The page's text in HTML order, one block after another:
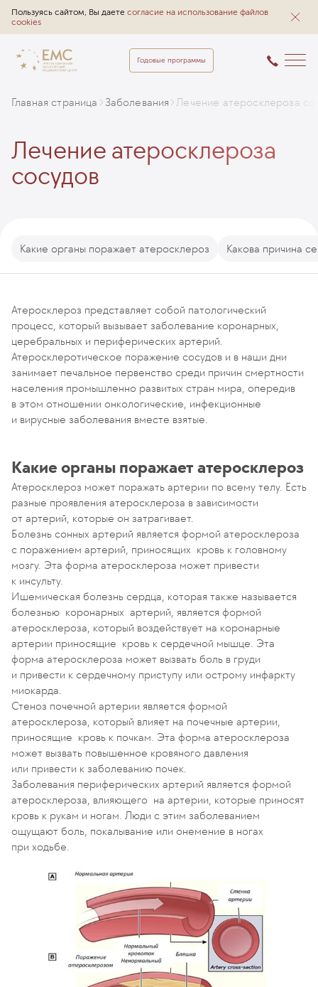
Пользуясь сайтом, Вы даете согласие на использование файлов
cookies
Годовые программы
Главная страница Заболевания Лечение атеросклероза
Лечение атеросклероза
сосудов
Какие органы поражает атеросклероз Какова причина
Атеросклероз представляет собой патологический
процесс, который вызывает заболевание коронарных,
церебральных и периферических артерий.
Атеросклеротическое поражение сосудов и в наши дни
занимает печальное первенство среди причин смертности
населения промышленно развитых стран мира, опередив
в этом отношении онкологические, инфекционные
и вирусные заболевания вместе взятые.
Какие органы поражает атеросклероз
Атеросклероз может поражать артерии по всему телу. Есть
разные проявления атеросклероза в зависимости
от артерий, которые он затрагивает.
Болезнь сонных артерий является формой атеросклероза
с поражением артерий, приносящих кровь к головному
мозгу. Эта форма атеросклероза может привести
к инсульту.
Ишемическая болезнь сердца, которая также называется
болезнью коронарных артерий, является формой
атеросклероза, который воздействует на коронарные
артерии приносящие кровь к сердечной мышце. Эта
форма атеросклероза может вызвать боль в груди
и привести к сердечному приступу или острому инфаркту
миокарда.
Стеноз почечной артерии является формой
атеросклероза, который влияет на почечные артерии,
приносящие кровь к почкам. Эта форма атеросклероза
может вызвать повышенное кровяного давления
или привести к заболеванию почек.
Заболевания периферических артерий является формой
атеросклероза, влияющего на артерии, которые приносят
кровь к рукам и ногам. Люди с этим заболеванием
ощущают боль, покалывание или онемение в ногах
при ходьбе.